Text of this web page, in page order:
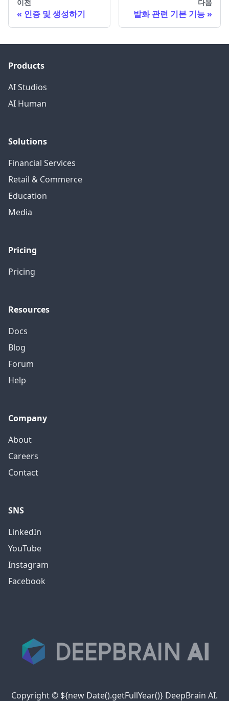
이전
인증 및 생성하기
다음
발화 관련 기본 기능
Products
AI Studios
AI Human
Solutions
Financial Services
Retail & Commerce
Education
Media
Pricing
Pricing
Resources
Docs
Blog
Forum
Help
Company
About
Careers
Contact
SNS
LinkedIn
YouTube
Instagram
Facebook
Copyright © ${new Date().getFullYear()} DeepBrain AI.